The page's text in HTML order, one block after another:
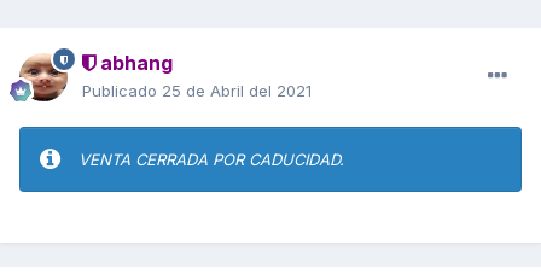
abhang
Publicado 25 de Abril del 2021
VENTA CERRADA POR CADUCIDAD.